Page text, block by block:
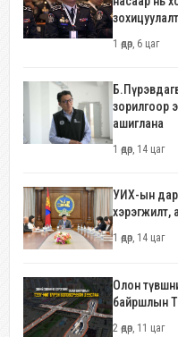
1 өдөр, 6 цаг
зорилгоор
ашиглана
1 өдөр, 14 цаг
УИХ-ын
хэрэгжилт,
1 өдөр, 14 цаг
Олон
байршлын
2 өдөр, 11 цаг